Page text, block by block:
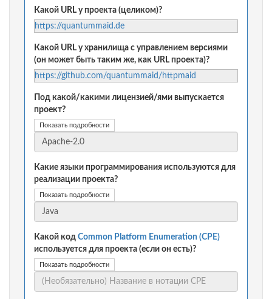
Какой URL у проекта (целиком)?
https://quantummaid.de
Какой URL у хранилища с управлением версиями
(он может быть таким же, как URL проекта)?
https://github.com/quantummaid/httpmaid
Под какой/какими лицензией/ями выпускается
проект?
Показать подробности
Какие языки программирования используются для
реализации проекта?
Показать подробности
Какой код Common Platform Enumeration (CPE)
используется для проекта (если он есть)?
Показать подробности